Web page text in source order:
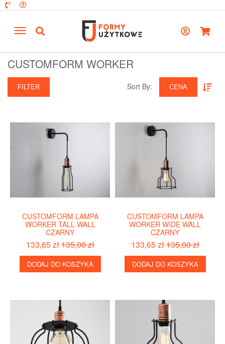
CUSTOMFORM WORKER
FILTER Sort By:‎ CENA
CUSTOMFORM LAMPA
WORKER TALL WALL
CZARNY
133,65 zł135,00 zł
DODAJ DO KOSZYKA
CUSTOMFORM LAMPA
WORKER WIDE WALL
CZARNY
133,65 zł135,00 zł
DODAJ DO KOSZYKA